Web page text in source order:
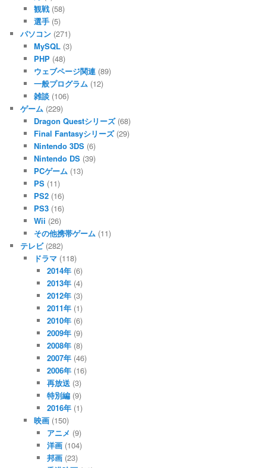
観戦(58)
選手(5)
パソコン (271)
MySQL(3)
PHP(48)
ウェブページ関連(89)
一般プログラム(12)
雑談(106)
ゲーム (229)
Dragon Questシリーズ(68)
Final Fantasyシリーズ(29)
Nintendo 3DS(6)
Nintendo DS(39)
PCゲーム(13)
PS(11)
PS2(16)
PS3(16)
Wii (26)
その他携帯ゲーム(11)
テレビ(282)
ドラマ(118)
2014年 (6)
2013年 (4)
2012年 (3)
2011年 (1)
2010年 (6)
2009年 (9)
2008年 (8)
2007年 (46)
2006年 (16)
再放送 (3)
特別編 (9)
2016年 (1)
映画(150)
アニメ (9)
洋画 (104)
邦画 (23)